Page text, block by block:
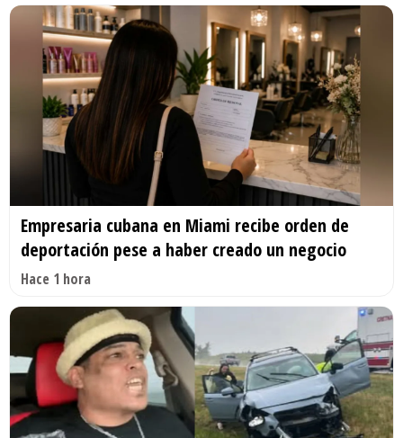
Empresaria cubana en Miami recibe orden de
deportación pese a haber creado un negocio
Hace 1 hora